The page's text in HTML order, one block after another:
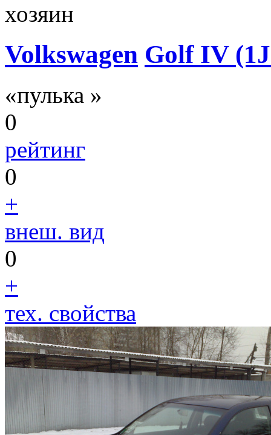
хозяин
Volkswagen Golf IV
«пулька »
0
рейтинг
0
+
внеш. вид
0
+
тех. свойства